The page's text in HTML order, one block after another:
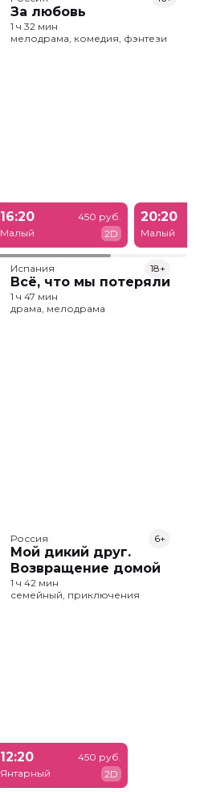
За любовь
1 ч 32 мин
мелодрама, комедия, фэнтези
16:20
Малый
450 руб.
2D
20:20
Малый
Испания
Всё, что мы потеряли
18+
1 ч 47 мин
драма, мелодрама
Россия
Мой дикий друг.
Возвращение домой
6+
1 ч 42 мин
семейный, приключения
12:20
Янтарный
450 руб.
2D